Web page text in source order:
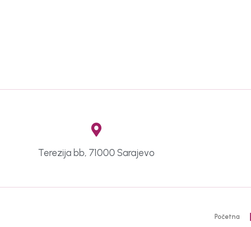
Terezija bb, 71000 Sarajevo
Početna